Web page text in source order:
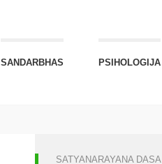
SANDARBHAS PSIHOLOGIJA
SATYANARAYANA DASA